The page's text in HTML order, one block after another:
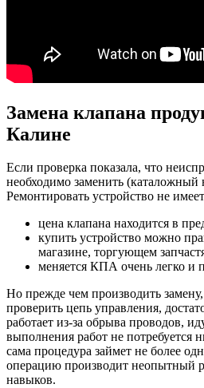
Замена клапана
Калине
Если проверка показала, что
необходимо заменить (каталожный
Ремонтировать устройство не
цена клапана находится в
купить устройство можно
магазине, торгующем
меняется КПА очень легко и
Но прежде чем производить
проверить цепь управления,
работает из-за обрыва проводов,
выполнения работ не потребуется
сама процедура займет не более
операцию производит неопытный
навыков.